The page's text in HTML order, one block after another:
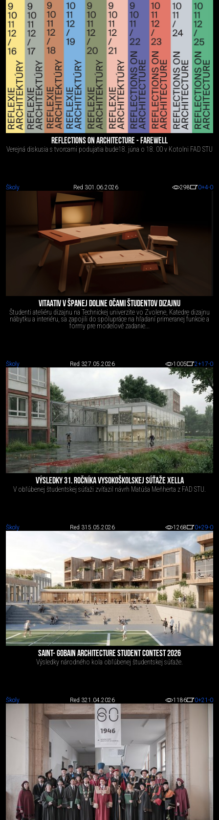
REFLECTIONS ON ARCHITECTURE - FAREWELL
Verejná diskusia s tvorcami podujatia bude18. júna o 18. 00 v Kotolni FAD STU
Školy Red 301.06.2026 298 0+4-0
VITAATIV V ŠPANEJ DOLINE OČAMI ŠTUDENTOV DIZAJNU
Študenti ateliéru dizajnu na Technickej univerzite vo Zvolene, Katedre dizajnu
nábytku a interiéru, sa zapojili do spolupráce na hľadaní primeranej funkcie a
formy pre modelové zadanie...
Školy Red 327.05.2026 1005 2+17-0
VÝSLEDKY 31. ROČNÍKA VYSOKOŠKOLSKEJ SÚŤAŽE XELLA
V obľúbenej študentskej súťaži zvíťazil návrh Matúša Meňherta z FAD STU.
Školy Red 315.05.2026 1268 0+29-0
SAINT- GOBAIN ARCHITECTURE STUDENT CONTEST 2026
Výsledky národného kola obľúbenej študentskej súťaže.
Školy Red 321.04.2026 1186 0+21 -0